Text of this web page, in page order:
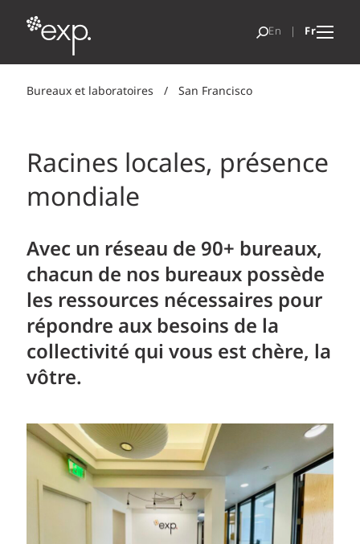
Bureaux et laboratoires / San Francisco
Racines locales, présence
mondiale
Avec un réseau de 90+ bureaux,
chacun de nos bureaux possède
les ressources nécessaires pour
répondre aux besoins de la
collectivité qui vous est chère, la
vôtre.